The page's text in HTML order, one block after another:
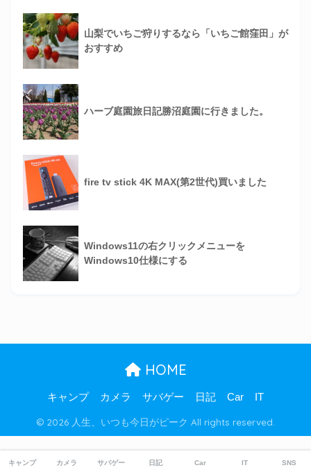
山梨でいちご狩りするなら「いちご館窪田」が
おすすめ
ハーブ庭園旅日記勝沼庭園に行きました。
fire tv stick 4K MAX(第2世代)買いました
Windows11の右クリックメニューを
Windows10仕様にする
HOME
キャンプ カメラ サバゲー 日記 Car IT
© 2026 人生、いつも今日がピーク All rights reserved.
キャンプ カメラ サバゲー 日記 Car IT SNS